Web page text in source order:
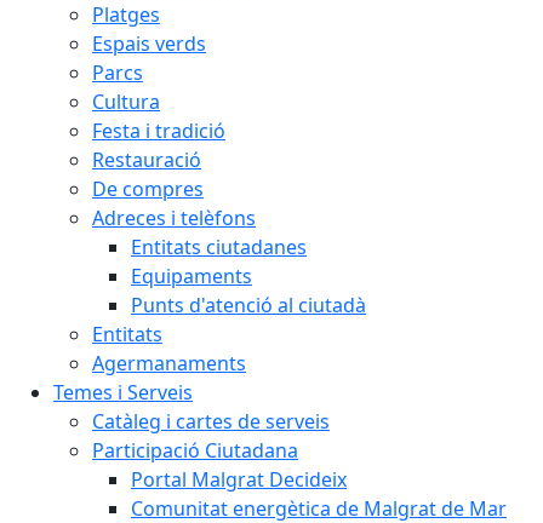
Platges
Espais verds
Parcs
Cultura
Festa i tradició
Restauració
De compres
Adreces i telèfons
Entitats ciutadanes
Equipaments
Punts d'atenció al ciutadà
Entitats
Agermanaments
Temes i Serveis
Catàleg i cartes de serveis
Participació Ciutadana
Portal Malgrat Decideix
Comunitat energètica de Malgrat de Mar